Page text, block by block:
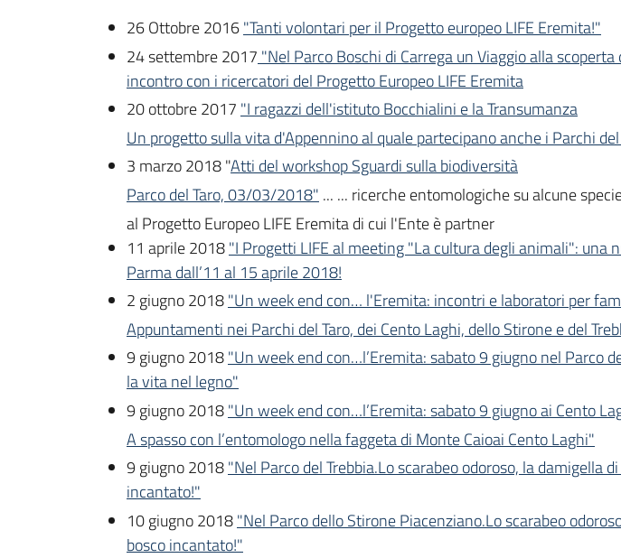
26 Ottobre 2016"Tanti volontari per il Progetto europeo LIFE Eremita!"
24 settembre 2017 "Nel Parco Boschi di Carrega un Viaggio alla
incontro con i ricercatori del Progetto Europeo LIFE Eremita
20 ottobre 2017 "I ragazzi dell'istituto Bocchialini e la Transumanza
Un progetto sulla vita d'Appennino al quale partecipano anche i Parchi
3 marzo 2018 "Atti del workshop Sguardi sulla biodiversità
Parco del Taro, 03/03/2018" ... ... ricerche entomologiche su alcune
al Progetto Europeo LIFE Eremita di cui l'Ente è partner
11 aprile 2018"I Progetti LIFE al meeting "La cultura degli animali": una
Parma dall’11 al 15 aprile 2018!
2 giugno 2018"Un week end con… l'Eremita: incontri e laboratori per
Appuntamenti nei Parchi del Taro, dei Cento Laghi, dello Stirone e del
9 giugno 2018"Un week end con…l’Eremita: sabato 9 giugno nel Parco
la vita nel legno"
9 giugno 2018"Un week end con…l’Eremita: sabato 9 giugno ai Cento
A spasso con l’entomologo nella faggeta di Monte Caioai Cento Laghi"
9 giugno 2018"Nel Parco del Trebbia.Lo scarabeo odoroso, la damigella
incantato!"
10 giugno 2018"Nel Parco dello Stirone Piacenziano.Lo scarabeo
bosco incantato!"